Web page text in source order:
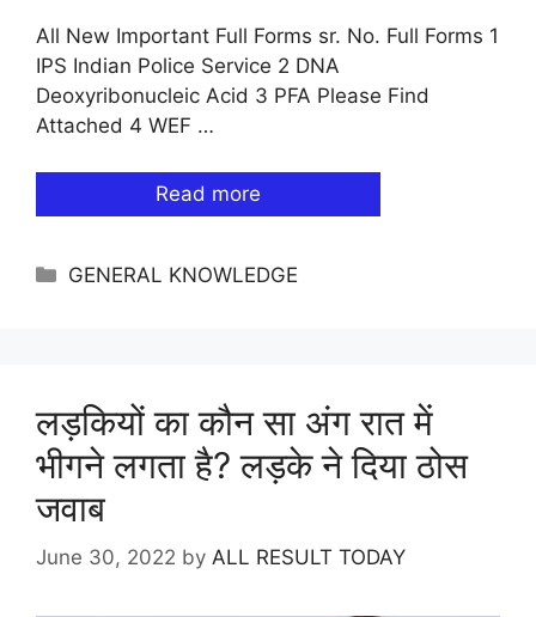
All New Important Full Forms sr. No. Full Forms 1
IPS Indian Police Service 2 DNA
Deoxyribonucleic Acid 3 PFA Please Find
Attached 4 WEF …
Read more
Categories
GENERAL KNOWLEDGE
लड़कियों का कौन सा अंग रात में
भीगने लगता है? लड़के ने दिया ठोस
जवाब
June 30, 2022 by ALL RESULT TODAY